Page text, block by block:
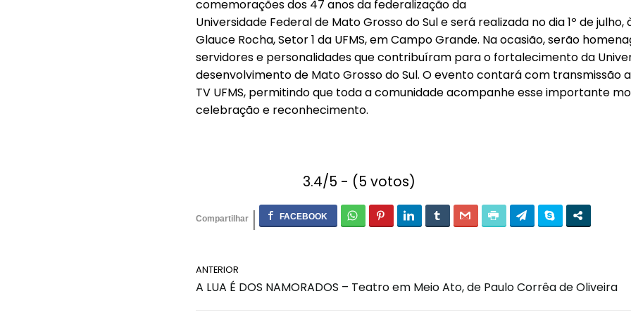
comemorações dos 47 anos da federalização da
Universidade Federal de Mato Grosso do Sul e será realizada no dia 1º de julho,
Glauce Rocha, Setor 1 da UFMS, em Campo Grande. Na ocasião, serão
servidores e personalidades que contribuíram para o fortalecimento da
desenvolvimento de Mato Grosso do Sul. O evento contará com transmissão
TV UFMS, permitindo que toda a comunidade acompanhe esse importante
celebração e reconhecimento.
3.4/5 - (5 votos)
ANTERIOR
A LUA É DOS NAMORADOS – Teatro em Meio Ato, de Paulo Corrêa de Oliveira